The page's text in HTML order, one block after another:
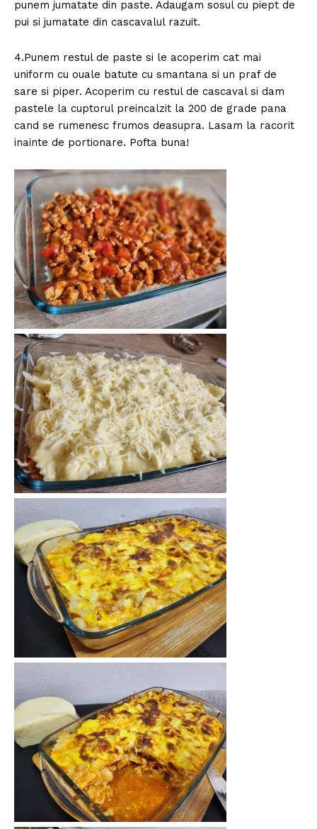
punem jumatate din paste. Adaugam sosul cu piept de
pui si jumatate din cascavalul razuit.
4.Punem restul de paste si le acoperim cat mai
uniform cu ouale batute cu smantana si un praf de
sare si piper. Acoperim cu restul de cascaval si dam
pastele la cuptorul preincalzit la 200 de grade pana
cand se rumenesc frumos deasupra. Lasam la racorit
inainte de portionare. Pofta buna!